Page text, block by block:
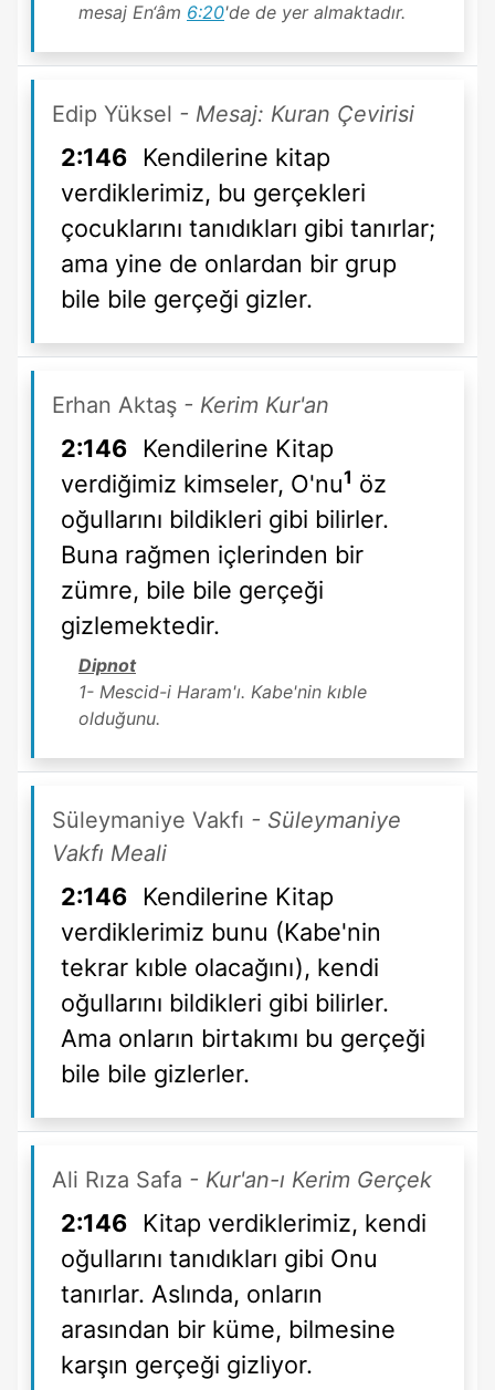
mesaj En‘âm 6:20'de de yer almaktadır.
Edip Yüksel - Mesaj: Kuran Çevirisi
2:146
Kendilerine kitap
verdiklerimiz, bu gerçekleri
çocuklarını tanıdıkları gibi tanırlar;
ama yine de onlardan bir grup
bile bile gerçeği gizler.
Erhan Aktaş - Kerim Kur'an
2:146
Kendilerine Kitap
verdiğimiz kimseler, O'nu1 öz
oğullarını bildikleri gibi bilirler.
Buna rağmen içlerinden bir
zümre, bile bile gerçeği
gizlemektedir.
Dipnot
1- Mescid-i Haram'ı. Kabe'nin kıble
olduğunu.
Süleymaniye Vakfı - Süleymaniye
Vakfı Meali
2:146
Kendilerine Kitap
verdiklerimiz bunu (Kabe'nin
tekrar kıble olacağını), kendi
oğullarını bildikleri gibi bilirler.
Ama onların birtakımı bu gerçeği
bile bile gizlerler.
Ali Rıza Safa - Kur'an-ı Kerim Gerçek
2:146
Kitap verdiklerimiz, kendi
oğullarını tanıdıkları gibi Onu
tanırlar. Aslında, onların
arasından bir küme, bilmesine
karşın gerçeği gizliyor.